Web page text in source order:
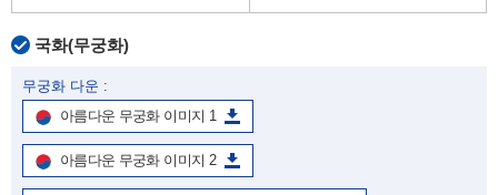
국화(무궁화)
무궁화 다운 :
아름다운 무궁화 이미지 1
아름다운 무궁화 이미지 2